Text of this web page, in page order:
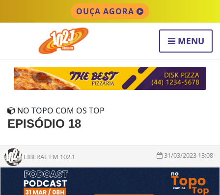
OUÇA AGORA
MENU
NO TOPO COM OS TOP
EPISÓDIO 18
LIBERAL FM 102.1 31/03/2023 13:08